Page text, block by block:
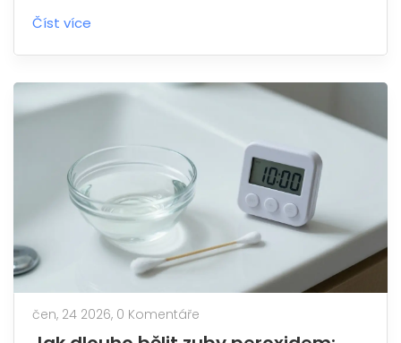
Číst více
čen, 24 2026, 0 Komentáře